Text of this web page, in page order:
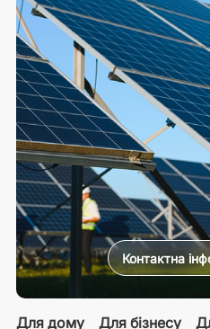
Для дому Для бізнесу
Контактна